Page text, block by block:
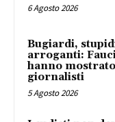
6 Agosto 2026
Bugiardi,
arroganti:
hanno
giornalisti
5 Agosto 2026